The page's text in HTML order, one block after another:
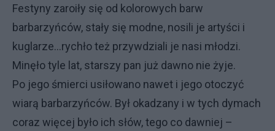
Festyny zaroiły się od kolorowych barw
barbarzyńców, stały się modne, nosili je artyści i
kuglarze...rychło też przywdziali je nasi młodzi.
Minęło tyle lat, starszy pan już dawno nie żyje.
Po jego śmierci usiłowano nawet i jego otoczyć
wiarą barbarzyńców. Był okadzany i w tych dymach
coraz więcej było ich słów, tego co dawniej –